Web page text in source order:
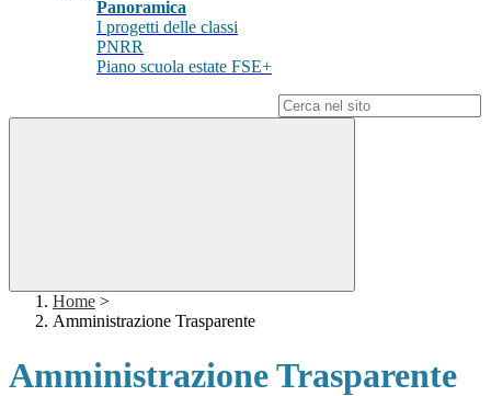
Panoramica
I progetti delle classi
PNRR
Piano scuola estate FSE+
Home >
Amministrazione Trasparente
Amministrazione Trasparente